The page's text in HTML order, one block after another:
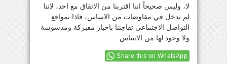
لا، وليس صحيحاً اننا اقتربنا من الاتفاق مع احد، لاننا
لم ندخل في مفاوضات من الاساس، فاذا بمواقع
التواصل الاجتماعي تفاجئنا باخبار مفبركة ومدسوسة
ولا وجود لها من الاساس.
Share this on WhatsApp